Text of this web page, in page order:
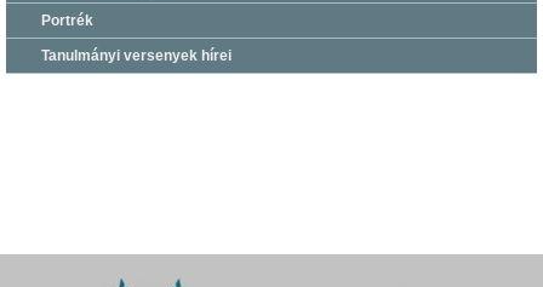
Portrék
Tanulmányi versenyek hírei